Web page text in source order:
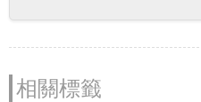
相關標籤